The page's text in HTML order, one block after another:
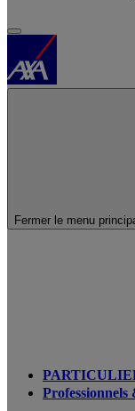
Fermer le menu